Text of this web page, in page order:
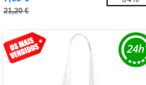
21,20 €